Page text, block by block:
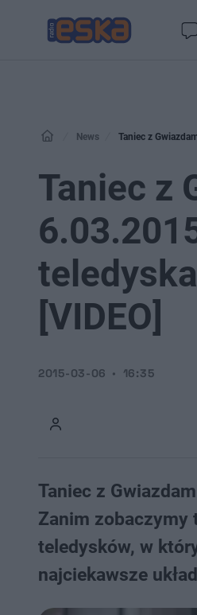
News Taniec z
Taniec z
[VIDEO]
2015-03-06 16:35
Taniec z
Zanim zobaczymy
teledysków, w
najciekawsze